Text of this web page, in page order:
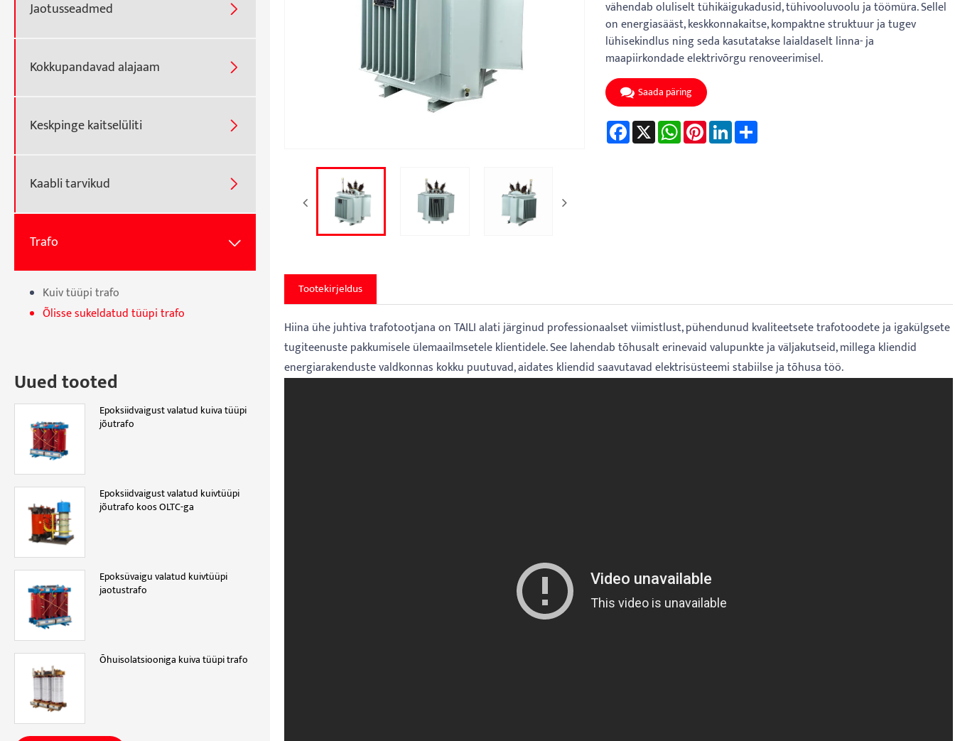
Jaotusseadmed 
Kokkupandavad alajaam 
Keskpinge kaitselüliti 
Kaabli tarvikud 
Trafo 
Kuiv tüüpi trafo
Õlisse sukeldatud tüüpi trafo
Uued tooted
Epoksiidvaigust valatud kuiva tüüpi
jõutrafo
Epoksiidvaigust valatud kuivtüüpi
jõutrafo koos OLTC-ga
Epoksüvaigu valatud kuivtüüpi
jaotustrafo
Õhuisolatsiooniga kuiva tüüpi trafo
vähendab oluliselt tühikäigukadusid, tühivooluvoolu ja töömüra. Sellel
on energiasääst, keskkonnakaitse, kompaktne struktuur ja tugev
lühisekindlus ning seda kasutatakse laialdaselt linna- ja
maapiirkondade elektrivõrgu renoveerimisel.
Saada päring
Facebook
X WhatsAppPinterestLinkedInShare
Tootekirjeldus
Hiina ühe juhtiva trafotootjana on TAILI alati järginud professionaalset viimistlust, pühendunud kvaliteetsete trafotoodete ja igakülgsete
tugiteenuste pakkumisele ülemaailmsetele klientidele. See lahendab tõhusalt erinevaid valupunkte ja väljakutseid, millega kliendid
energiarakenduste valdkonnas kokku puutuvad, aidates kliendid saavutavad elektrisüsteemi stabiilse ja tõhusa töö.